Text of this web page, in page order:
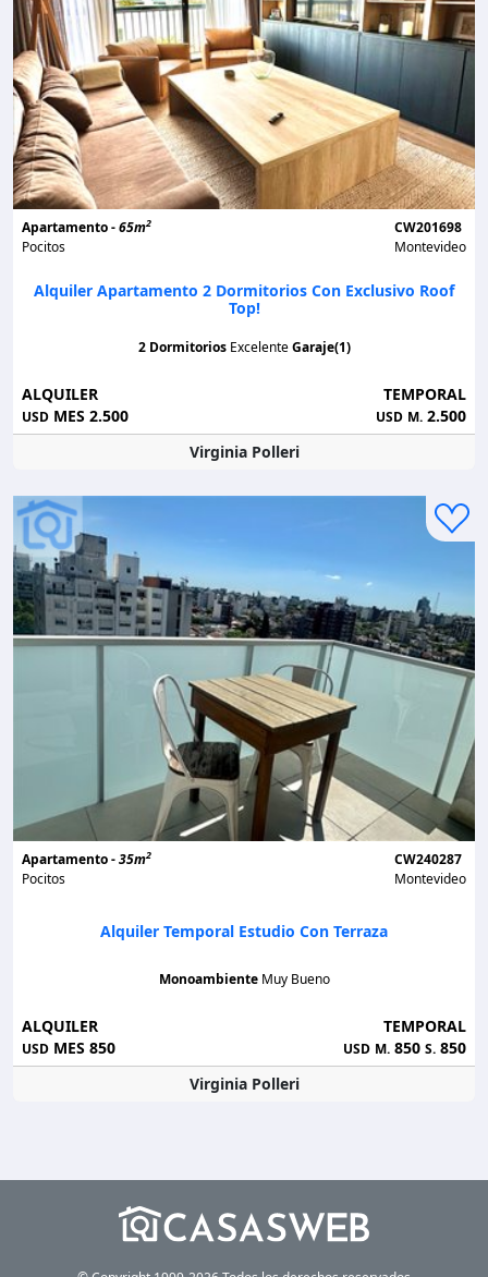
Apartamento -65m2
Pocitos
CW201698
Montevideo
Alquiler Apartamento 2 Dormitorios Con Exclusivo Roof
Top!
2 Dormitorios ExcelenteGaraje(1)
ALQUILER
USD MES 2.500
TEMPORAL
USD M. 2.500
Virginia Polleri
Apartamento -35m2
Pocitos
CW240287
Montevideo
Alquiler Temporal Estudio Con Terraza
Monoambiente Muy Bueno
ALQUILER
USD MES 850
TEMPORAL
USD M. 850 S. 850
Virginia Polleri